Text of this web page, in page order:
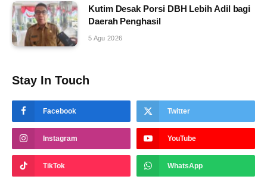
Kutim Desak Porsi DBH Lebih Adil bagi
Daerah Penghasil
5 Agu 2026
Stay In Touch
Facebook Twitter
Instagram YouTube
TikTok WhatsApp